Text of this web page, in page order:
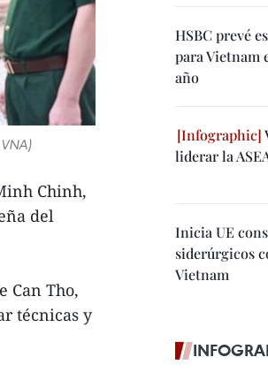
Chinh,
del
Can Tho,
técnicas y
HSBC prevé
para Vietnam
año
liderar la
Inicia UE
siderúrgicos
Vietnam